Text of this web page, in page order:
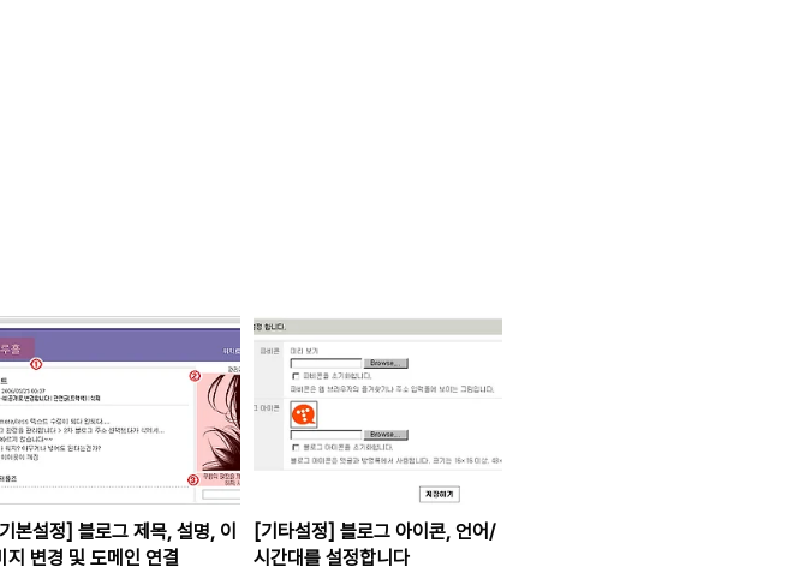
본설정] 블로그 제목, 설명, 이
지 변경 및 도메인 연결
[기타설정] 블로그 아이콘, 언어/
시간대를 설정합니다